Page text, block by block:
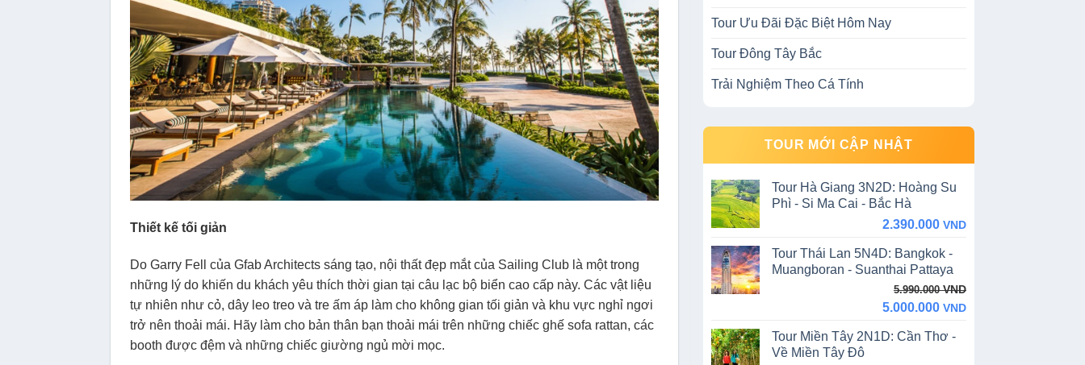
Thiết kế tối giản
Do Garry Fell của Gfab Architects sáng tạo, nội thất đẹp mắt của Sailing Club là một trong
những lý do khiến du khách yêu thích thời gian tại câu lạc bộ biển cao cấp này. Các vật liệu
tự nhiên như cỏ, dây leo treo và tre ấm áp làm cho không gian tối giản và khu vực nghỉ ngơi
trở nên thoải mái. Hãy làm cho bản thân bạn thoải mái trên những chiếc ghế sofa rattan, các
booth được đệm và những chiếc giường ngủ mời mọc.
Tour Ưu Đãi Đặc Biệt Hôm Nay
Tour Đông Tây Bắc
Trải Nghiệm Theo Cá Tính
TOUR MỚI CẬP NHẬT
Tour Hà Giang 3N2D: Hoàng Su
Phì - Si Ma Cai - Bắc Hà
2.390.000 VND
Tour Thái Lan 5N4D: Bangkok -
Muangboran - Suanthai Pattaya
5.990.000VND
5.990.000 VND.
5.000.000 VND
5.000.000 VND.
Tour Miền Tây 2N1D: Cần Thơ -
Về Miền Tây Đô